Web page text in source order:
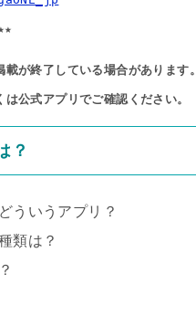
載が終了している場合があります。
は公式アプリでご確認ください。
？
ういうアプリ？
類は？